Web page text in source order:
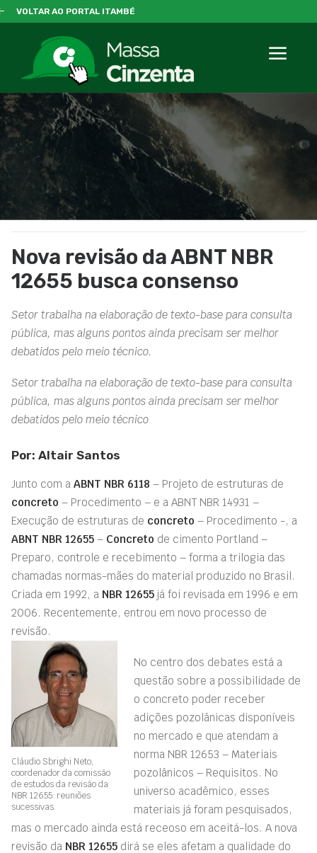
VOLTAR AO PORTAL ITAMBÉ
Nova revisão da ABNT NBR
12655 busca consenso
Setor trabalha na elaboração de texto-base para consulta
pública, mas alguns pontos ainda precisam ser melhor
debatidos pelo meio técnico.
Setor trabalha na elaboração de texto-base para consulta
pública, mas alguns pontos ainda precisam ser melhor
debatidos pelo meio técnico
Por: Altair Santos
Junto com a ABNT NBR 6118 – Projeto de estruturas de
concreto – Procedimento – e a ABNT NBR 14931 –
Execução de estruturas de concreto – Procedimento -, a
ABNT NBR 12655 – Concreto de cimento Portland –
Preparo, controle e recebimento – forma a trilogia das
chamadas normas-mães do material produzido no Brasil.
Criada em 1992, a NBR 12655 já foi revisada em 1996 e em
2006. Recentemente, entrou em novo processo de
revisão.
Cláudio Sbrighi Neto,
coordenador da comissão
de estudos da revisão da
NBR 12655: reuniões
sucessivas.
No centro dos debates está a
questão sobre a possibilidade de
o concreto poder receber
adições pozolânicas disponíveis
no mercado e que atendam a
norma NBR 12653 – Materiais
pozolânicos – Requisitos. No
universo acadêmico, esses
materiais já foram pesquisados,
mas o mercado ainda está receoso em aceitá-los. A nova
revisão da NBR 12655 dirá se eles afetam a qualidade do